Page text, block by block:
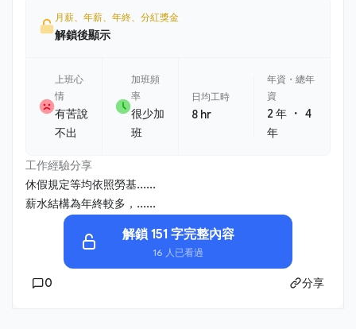
月薪、年薪、年終、分紅獎金
解鎖後顯示
上班心
情
有苦說
不出
加班頻
率
很少加
班
日均工時
8 hr
年資・總年
資
2 年 ・4
年
工作經驗分享
休假規定等均依照勞基......
薪水結構為年終較多，......
解鎖 151 字完整內容
16 人已看過
0 分享